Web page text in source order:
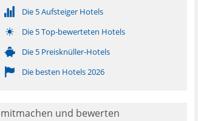
Die 5 Aufsteiger Hotels
Die 5 Top-bewerteten Hotels
Die 5 Preisknüller-Hotels
Die besten Hotels 2026
mitmachen und bewerten